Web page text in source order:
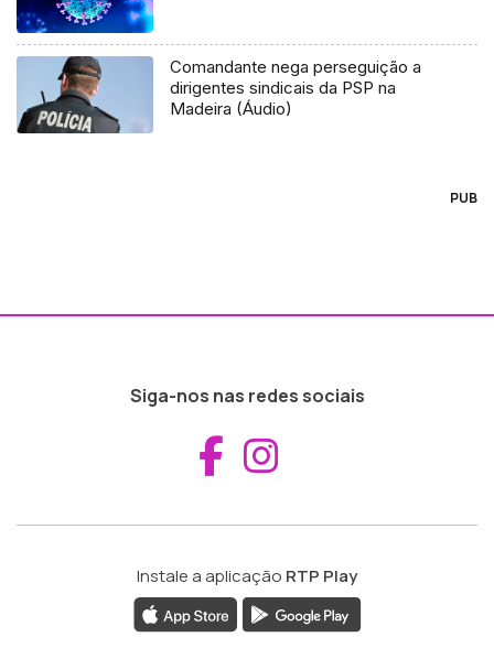
Comandante nega perseguição a
dirigentes sindicais da PSP na
Madeira (Áudio)
PUB
Siga-nos nas redes sociais
Aceder ao
Instale a aplicação RTP Play